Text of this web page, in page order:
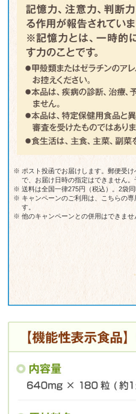
※ ポスト投函でお届けします。郵便受
で、お届け日時の指定はできません。
※ 送料は全国一律275円（税込）。2袋
※ キャンペーンのご利用は、こちらの
す。
※ 他のキャンペーンとの併用はできませ